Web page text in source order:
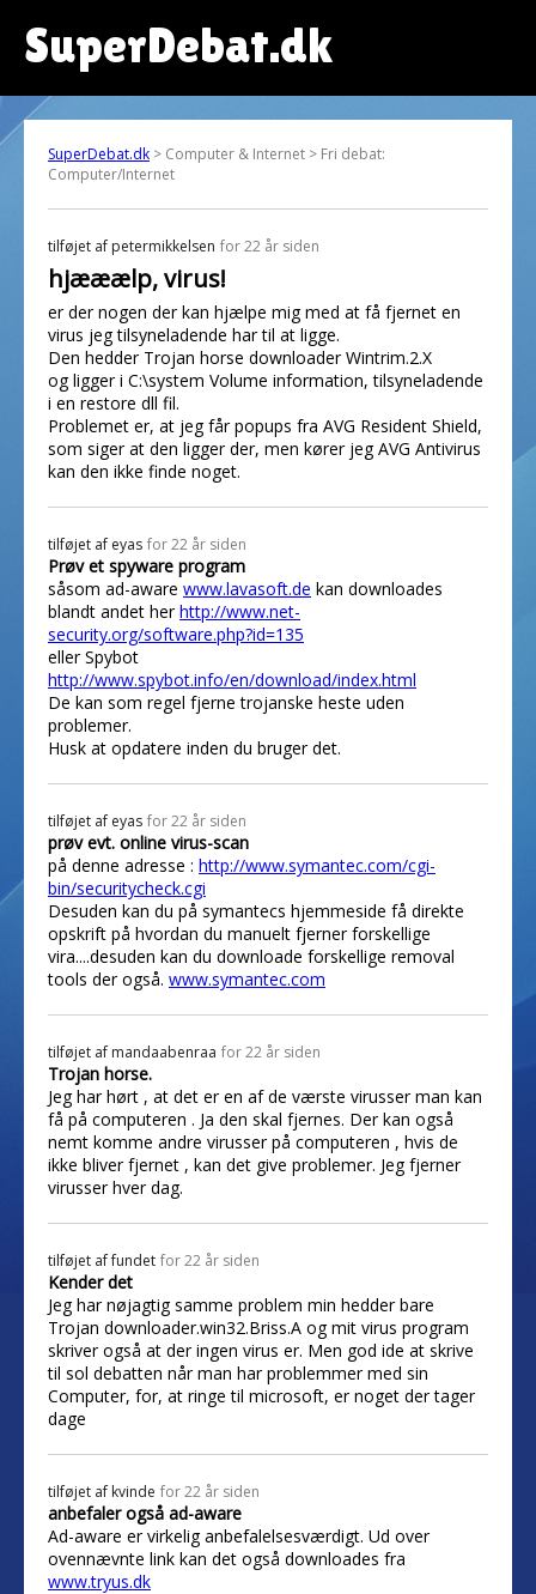
SuperDebat.dk
SuperDebat.dk > Computer & Internet > Fri debat:
Computer/Internet
tilføjet af petermikkelsen for 22 år siden
hjææælp, virus!
er der nogen der kan hjælpe mig med at få fjernet en
virus jeg tilsyneladende har til at ligge.
Den hedder Trojan horse downloader Wintrim.2.X
og ligger i C:\system Volume information, tilsyneladende
i en restore dll fil.
Problemet er, at jeg får popups fra AVG Resident Shield,
som siger at den ligger der, men kører jeg AVG Antivirus
kan den ikke finde noget.
tilføjet af eyas for 22 år siden
Prøv et spyware program
såsom ad-aware www.lavasoft.de kan downloades
blandt andet herhttp://www.net-
security.org/software.php?id=135
eller Spybot
http://www.spybot.info/en/download/index.html
De kan som regel fjerne trojanske heste uden
problemer.
Husk at opdatere inden du bruger det.
tilføjet af eyas for 22 år siden
prøv evt. online virus-scan
på denne adresse : http://www.symantec.com/cgi-
bin/securitycheck.cgi
Desuden kan du på symantecs hjemmeside få direkte
opskrift på hvordan du manuelt fjerner forskellige
vira....desuden kan du downloade forskellige removal
tools der også. www.symantec.com
tilføjet af mandaabenraa for 22 år siden
Trojan horse.
Jeg har hørt , at det er en af de værste virusser man kan
få på computeren . Ja den skal fjernes. Der kan også
nemt komme andre virusser på computeren , hvis de
ikke bliver fjernet , kan det give problemer. Jeg fjerner
virusser hver dag.
tilføjet affundet for 22 år siden
Kender det
Jeg har nøjagtig samme problem min hedder bare
Trojan downloader.win32.Briss.A og mit virus program
skriver også at der ingen virus er. Men god ide at skrive
til sol debatten når man har problemmer med sin
Computer, for, at ringe til microsoft, er noget der tager
dage
tilføjet af kvinde for 22 år siden
anbefaler også ad-aware
Ad-aware er virkelig anbefalelsesværdigt. Ud over
ovennævnte link kan det også downloades fra
www.tryus.dk